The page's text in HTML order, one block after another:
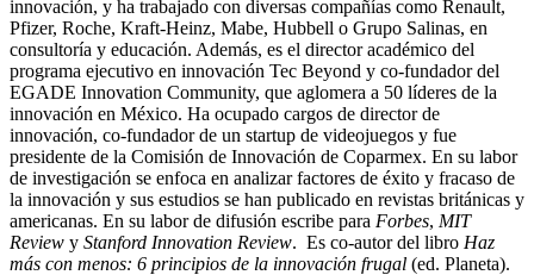
innovación, y ha trabajado con diversas compañías como Renault,
Pfizer, Roche, Kraft-Heinz, Mabe, Hubbell o Grupo Salinas, en
consultoría y educación. Además, es el director académico del
programa ejecutivo en innovación Tec Beyond y co-fundador del
EGADE Innovation Community, que aglomera a 50 líderes de la
innovación en México. Ha ocupado cargos de director de
innovación, co-fundador de un startup de videojuegos y fue
presidente de la Comisión de Innovación de Coparmex. En su labor
de investigación se enfoca en analizar factores de éxito y fracaso de
la innovación y sus estudios se han publicado en revistas británicas y
americanas. En su labor de difusión escribe para Forbes, MIT
Review y Stanford Innovation Review. Es co-autor del libro Haz
más con menos: 6 principios de la innovación frugal (ed. Planeta).